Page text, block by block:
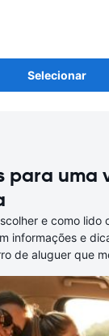
Selecionar
para uma
e como lido
informações e
de aluguer que